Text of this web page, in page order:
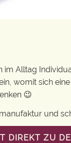
im Alltag
womit sich eine
😉
und
DIREKT ZU